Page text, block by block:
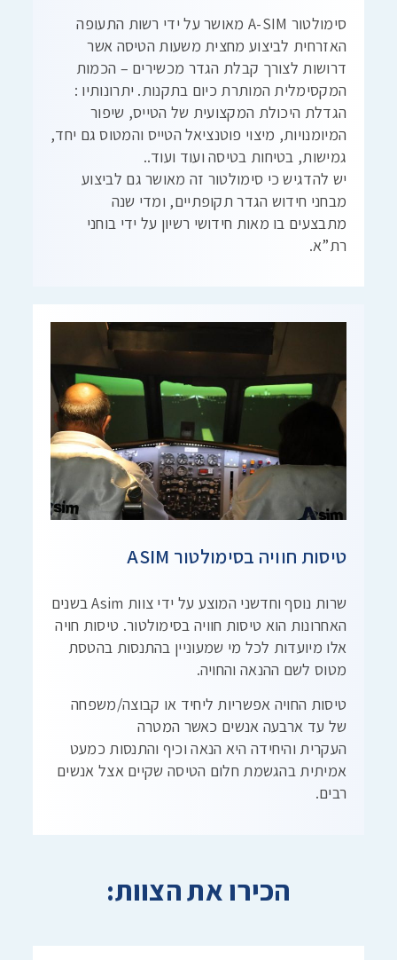
סימולטור A-SIM מאושר על ידי רשות התעופה
האזרחית לביצוע מחצית משעות הטיסה אשר
דרושות לצורך קבלת הגדר מכשירים – הכמות
המקסימלית המותרת כיום בתקנות. יתרונותיו :
הגדלת היכולת המקצועית של הטייס, שיפור
המיומנויות, מיצוי פוטנציאל הטייס והמטוס גם יחד,
גמישות, בטיחות בטיסה ועוד ועוד..
יש להדגיש כי סימולטור זה מאושר גם לביצוע
מבחני חידוש הגדר תקופתיים, ומדי שנה
מתבצעים בו מאות חידושי רשיון על ידי בוחני
רת”א.
טיסות חוויה בסימולטור ASIM
שרות נוסף וחדשני המוצע על ידי צוות Asim בשנים
האחרונות הוא טיסות חוויה בסימולטור. טיסות חויה
אלו מיועדות לכל מי שמעוניין בהתנסות בהטסת
מטוס לשם ההנאה והחויה.
טיסות החויה אפשריות ליחיד או קבוצה/משפחה
של עד ארבעה אנשים כאשר המטרה
העקרית והיחידה היא הנאה וכיף והתנסות כמעט
אמיתית בהגשמת חלום הטיסה שקיים אצל אנשים
רבים.
הכירו את הצוות: